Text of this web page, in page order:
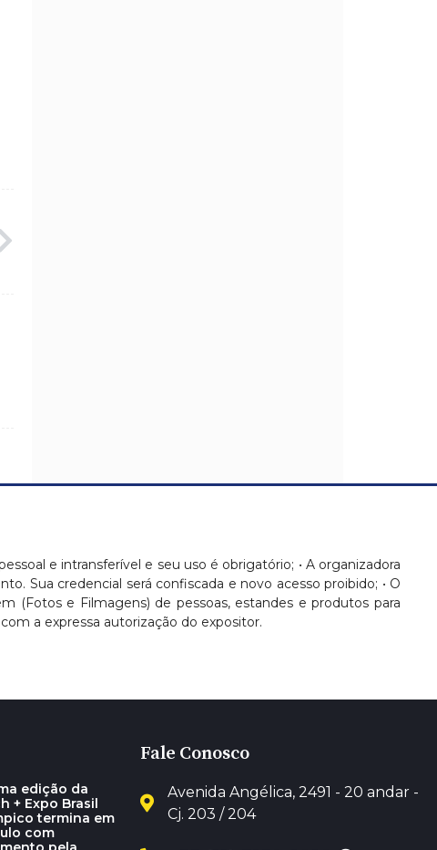
e intransferível e seu uso é obrigatório; • A organizadora
Sua credencial será confiscada e novo acesso proibido; • O
(Fotos e Filmagens) de pessoas, estandes e produtos para
a expressa autorização do expositor.
edição da
+ Expo Brasil
termina em
com
Fale Conosco
Avenida Angélica, 2491 - 20 andar -
Cj. 203 / 204